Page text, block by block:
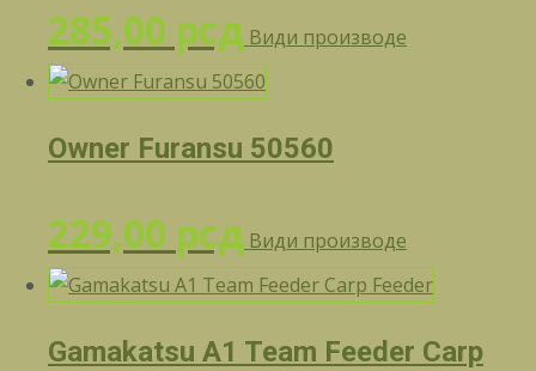
285,00 рсд Види производе
Owner Furansu 50560
229,00 рсд Види производе
Gamakatsu A1 Team Feeder Carp